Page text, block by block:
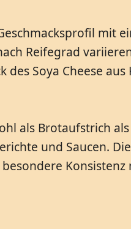
mit
Reifegrad
Soya Cheese
als Brotaufstrich
und Saucen.